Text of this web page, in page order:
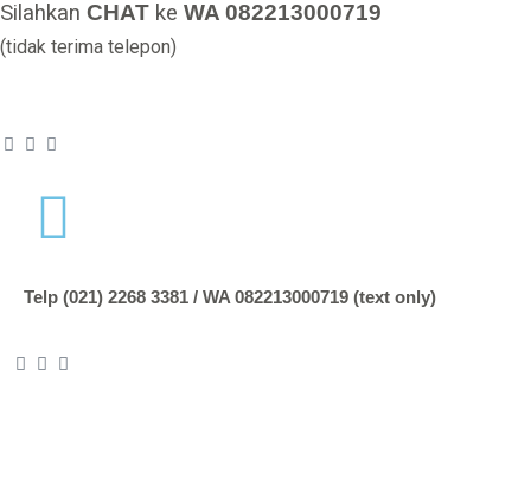
Silahkan CHAT ke WA 082213000719
(tidak terima telepon)
Telp (021) 2268 3381 / WA 082213000719 (text only)